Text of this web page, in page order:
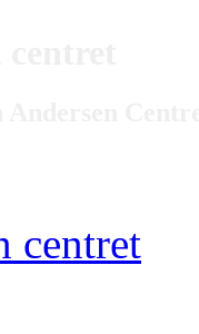
centret